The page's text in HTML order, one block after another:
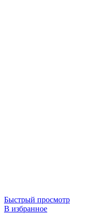
Быстрый просмотр
В избранное